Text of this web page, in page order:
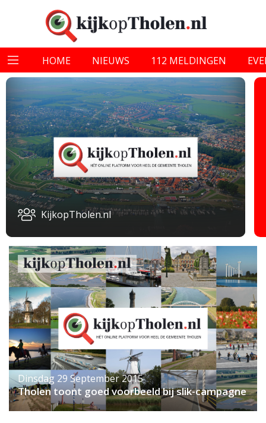
HOME NIEUWS 112 MELDINGEN
KijkopTholen.nl
Dinsdag 29 September 2015
Tholen toont goed voorbeeld bij slik-campagne